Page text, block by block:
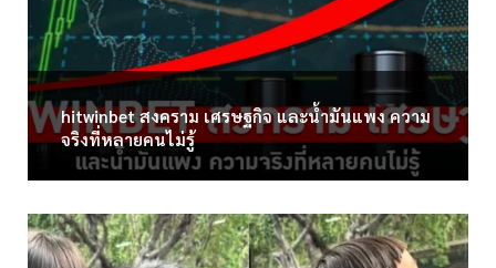
hitwinbet สงคราม เศรษฐกิจ และน้ำมันแพง ความ
จริงที่หลายคนไม่รู้